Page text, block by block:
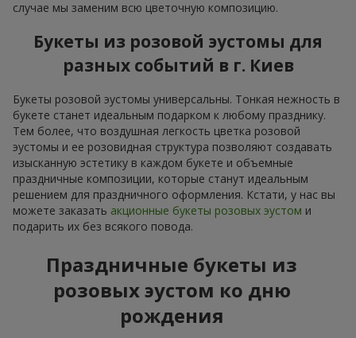
случае мы заменим всю цветочную композицию.
Букеты из розовой эустомы для
разных событий в г. Киев
Букеты розовой эустомы универсальны. Тонкая нежность в
букете станет идеальным подарком к любому празднику.
Тем более, что воздушная легкость цветка розовой
эустомы и ее розовидная структура позволяют создавать
изысканную эстетику в каждом букете и объемные
праздничные композиции, которые станут идеальным
решением для праздничного оформления. Кстати, у нас вы
можете заказать акционные букеты розовых эустом и
подарить их без всякого повода.
Праздничные букеты из
розовых эустом ко дню
рождения